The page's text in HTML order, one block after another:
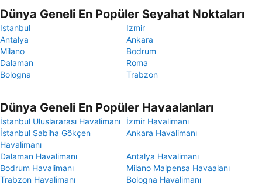
Dünya Geneli En Popüler Seyahat Noktaları
Istanbul
Izmir
Antalya
Ankara
Milano
Bodrum
Dalaman
Roma
Bologna
Trabzon
Dünya Geneli En Popüler Havaalanları
İstanbul Uluslararası Havalimanı
İzmir Havalimanı
İstanbul Sabiha Gökçen
Havalimanı
Ankara Havalimanı
Dalaman Havalimanı
Antalya Havalimanı
Bodrum Havalimanı
Milano Malpensa Havaalanı
Trabzon Havalimanı
Bologna Havalimanı